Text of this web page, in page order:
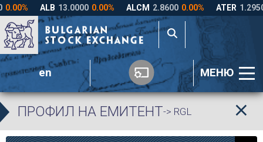
en МЕНЮ
ПРОФИЛ НА ЕМИТЕНТ-> RGL